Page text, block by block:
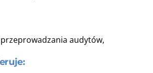
audytów,